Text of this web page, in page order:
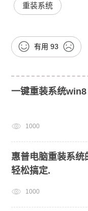
重装系统
有用 93
一键重装系统win8
1000
惠普电脑重装系统
轻松搞定.
1000